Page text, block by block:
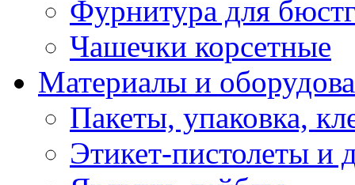
Фурнитура для
Чашечки корсетные
Материалы и
Пакеты, упаковка,
Этикет-пистолеты и